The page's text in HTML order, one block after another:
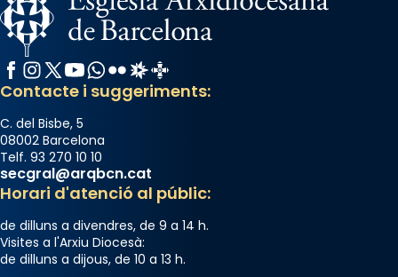
L’arquebisbe de Barcelona, el cardenal Joan
Josep Omella, ha presidit la missa i l’ha
concelebrat el bisbe auxiliar de Barcelona,
Mons. David Abadías.
Photo
View on Facebook Share
Arquebisbat de Barcelona
2 weeks ago
Memòria de les santes Juliana i
Facebook
Instagram
X / Twitter
YouTube
WhatsApp
FlickrRadio Estel
Catalunya Cristiana
Contacte i suggeriments:
C. del Bisbe, 5
08002 Barcelona
Telf. 93 270 10 10
secgral@arqbcn.cat
Horari d'atenció al públic:
de dilluns a divendres, de 9 a 14 h.
Visites a l'Arxiu Diocesà:
de dilluns a dijous, de 10 a 13 h.